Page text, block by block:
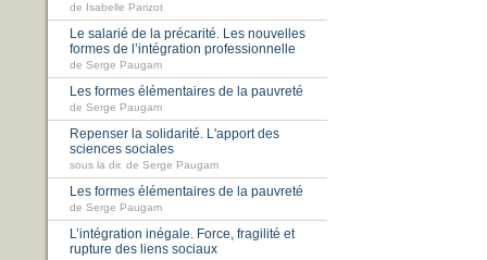
de Isabelle Parizot
Le salarié de la précarité. Les nouvelles
formes de l’intégration professionnelle
de Serge Paugam
Les formes élémentaires de la pauvreté
de Serge Paugam
Repenser la solidarité. L'apport des
sciences sociales
sous la dir. de Serge Paugam
Les formes élémentaires de la pauvreté
de Serge Paugam
L’intégration inégale. Force, fragilité et
rupture des liens sociaux